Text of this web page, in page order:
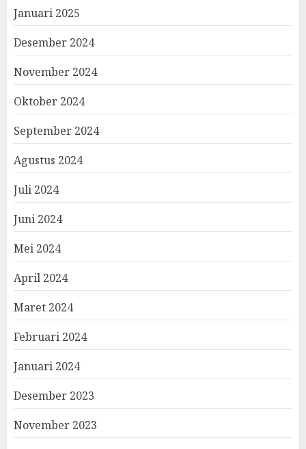
Januari 2025
Desember 2024
November 2024
Oktober 2024
September 2024
Agustus 2024
Juli 2024
Juni 2024
Mei 2024
April 2024
Maret 2024
Februari 2024
Januari 2024
Desember 2023
November 2023